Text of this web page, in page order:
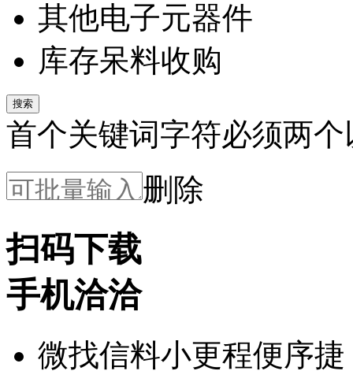
其他电子元器件
库存呆料收购
搜索
首个关键词字符必须两个
删除
扫码下载
手机洽洽
微找信料小更程便序捷